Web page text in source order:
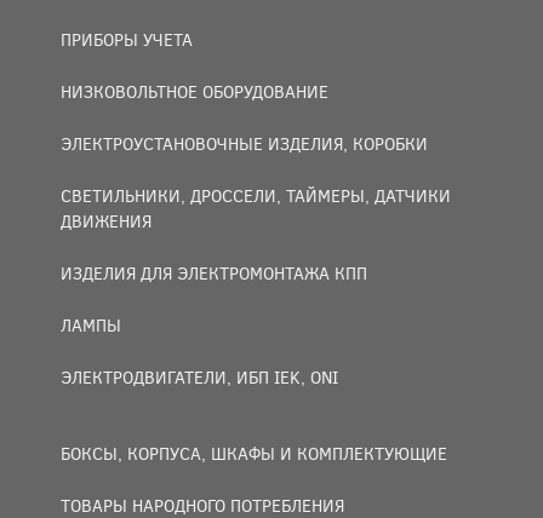
ПРИБОРЫ УЧЕТА
НИЗКОВОЛЬТНОЕ ОБОРУДОВАНИЕ
ЭЛЕКТРОУСТАНОВОЧНЫЕ ИЗДЕЛИЯ, КОРОБКИ
СВЕТИЛЬНИКИ, ДРОССЕЛИ, ТАЙМЕРЫ, ДАТЧИКИ
ДВИЖЕНИЯ
ИЗДЕЛИЯ ДЛЯ ЭЛЕКТРОМОНТАЖА КПП
ЛАМПЫ
ЭЛЕКТРОДВИГАТЕЛИ, ИБП IEK, ONI
БОКСЫ, КОРПУСА, ШКАФЫ И КОМПЛЕКТУЮЩИЕ
ТОВАРЫ НАРОДНОГО ПОТРЕБЛЕНИЯ